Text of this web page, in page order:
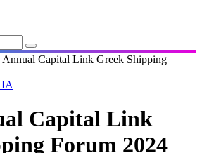
Capital Link Greek Shipping
Capital Link
Forum 2024